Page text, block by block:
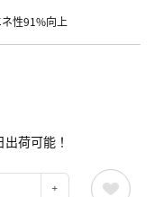
性91%向上
荷可能！